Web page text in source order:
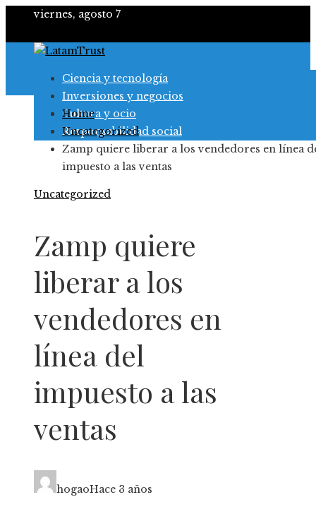
viernes, agosto 7
Ciencia y tecnología
Inversiones y negocios
Cultura y ocio
Responsabilidad social
Home
Uncategorized
Zamp quiere liberar a los vendedores en línea
impuesto a las ventas
Uncategorized
Zamp quiere
liberar a los
vendedores en
línea del
impuesto a las
ventas
hogaoHace 3 años